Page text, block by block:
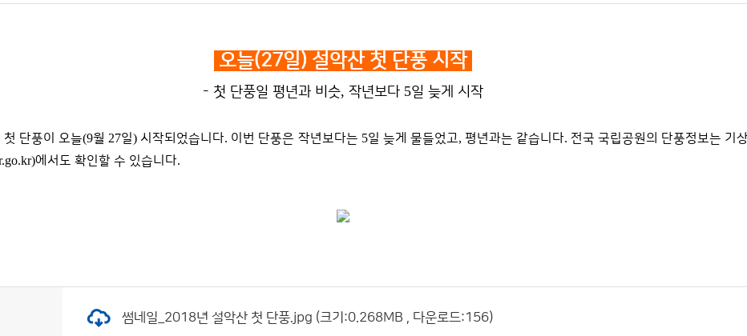
오늘(27일) 설악산 첫 단풍 시작
- 첫 단풍일 평년과 비슷, 작년보다 5일 늦게 시작
첫 단풍이 오늘(9월27일) 시작되었습니다. 이번 단풍은 작년보다는 5일 늦게 물들었고, 평년과는 같습니다. 전국 국립공원의 단풍정보는 기
에서도 확인할 수 있습니다.
썸네일_2018년 설악산 첫 단풍.jpg (크기:0.268MB , 다운로드:156)